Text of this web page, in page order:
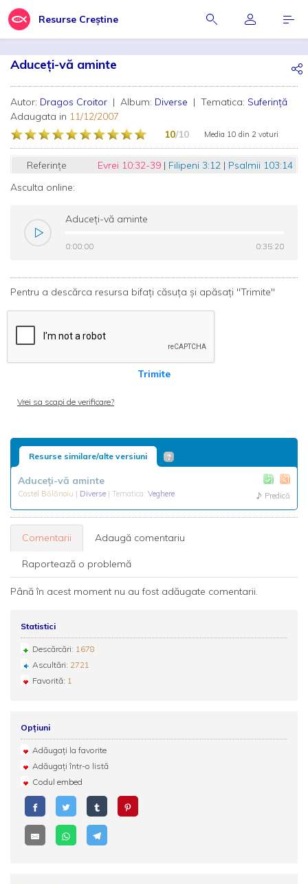
Resurse Creștine
Aduceți-vă aminte
Autor: Dragos Croitor | Album: Diverse | Tematica: Suferință
Adaugata in 11/12/2007
10/10 Media 10 din 2 voturi
Referințe Evrei 10:32-39 | Filipeni 3:12 | Psalmii 103:14
Asculta online:
Aduceți-vă aminte
0:00:00 0:35:20
0:00:00 0:35:20
Pentru a descărca resursa bifați căsuța și apăsați "Trimite"
Trimite
Vrei sa scapi de verificare?
Resurse similare/alte versiuni
Aduceți-vă aminte
Costel Bălănoiu | Diverse | Tematica: Veghere Predică
Comentarii Adaugă comentariu
Raportează o problemă
Până în acest moment nu au fost adăugate comentarii.
Statistici
Descărcări: 1678
Ascultări: 2721
Favorită: 1
Opțiuni
Adăugați la favorite
Adăugați într-o listă
Codul embed